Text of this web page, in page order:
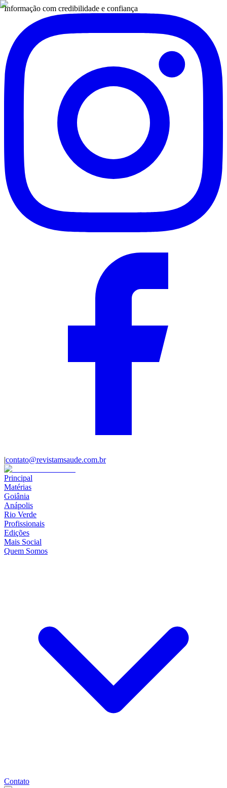
Informação com credibilidade e confiança
|contato@revistamsaude.com.br
Principal
Matérias
Goiânia
Anápolis
Rio Verde
Profissionais
Edições
Mais Social
Quem Somos
Contato